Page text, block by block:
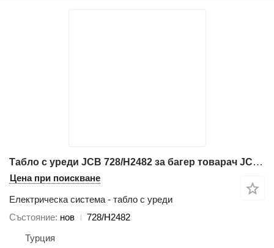
Табло с уреди JCB 728/H2482 за багер товарач JCB 3CX-4CX
Цена при поискване
Електрическа система - табло с уреди
Състояние нов
728/H2482
Турция